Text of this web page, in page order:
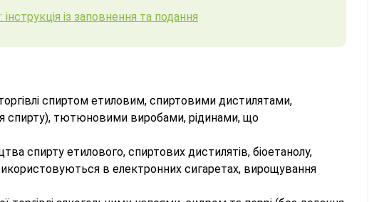
із заповнення та подання
спиртом етиловим, спиртовими дистилятами,
спирту), тютюновими виробами, рідинами, що
спирту етилового, спиртових дистилятів, біоетанолу,
в електронних сигаретах, вирощування